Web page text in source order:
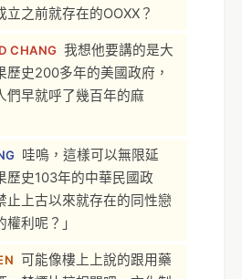
立之前就存在的OOXX？
CHANG 我想他要講的是大
歷史200多年的美國政府，
們早就呼了幾百年的麻
哇嗚，這樣可以無限延
歷史103年的中華民國政
止上古以來就存在的同性戀
利呢？」
可能像樓上上說的跟用藥